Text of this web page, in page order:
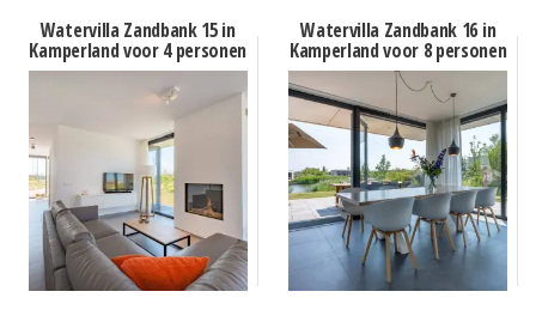
Watervilla Zandbank 15 in
Kamperland voor 4 personen
Watervilla Zandbank 16 in
Kamperland voor 8 personen